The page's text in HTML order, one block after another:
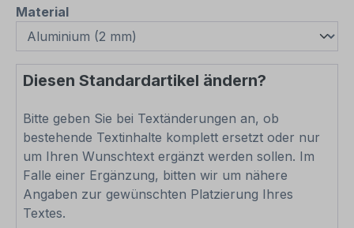
Materialauswählen
Diesen Standardartikel ändern?
Bitte geben Sie bei Textänderungen an, ob
bestehende Textinhalte komplett ersetzt oder nur
um Ihren Wunschtext ergänzt werden sollen. Im
Falle einer Ergänzung, bitten wir um nähere
Angaben zur gewünschten Platzierung Ihres
Textes.